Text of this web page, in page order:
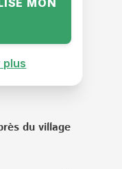
plus
du village